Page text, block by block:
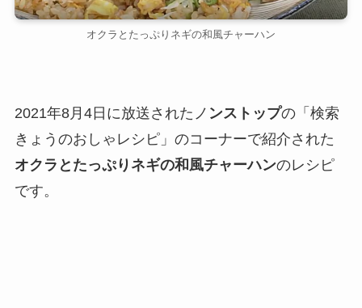
オクラとたっぷりネギの和風チャーハン
2021年8月4日に放送されたノ ンストップの「検索
きょうのおしゃレシピ」のコーナーで紹介された
オクラとたっぷりネギの和風チャーハンのレシピ
です。